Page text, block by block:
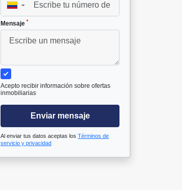
▼
Mensaje *
Acepto recibir información sobre ofertas
inmobiliarias
Enviar mensaje
Al enviar tus datos aceptas los Términos de
servicio y privacidad